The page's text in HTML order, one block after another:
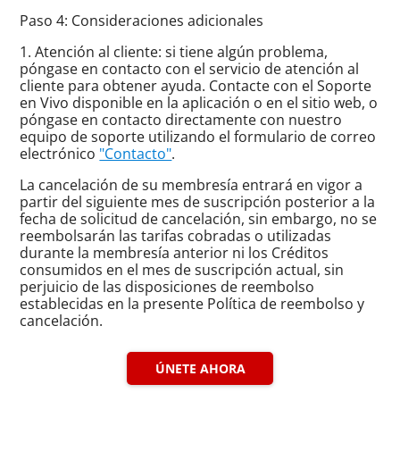
Paso 4: Consideraciones adicionales
1. Atención al cliente: si tiene algún problema,
póngase en contacto con el servicio de atención al
cliente para obtener ayuda. Contacte con el Soporte
en Vivo disponible en la aplicación o en el sitio web, o
póngase en contacto directamente con nuestro
equipo de soporte utilizando el formulario de correo
electrónico "Contacto".
La cancelación de su membresía entrará en vigor a
partir del siguiente mes de suscripción posterior a la
fecha de solicitud de cancelación, sin embargo, no se
reembolsarán las tarifas cobradas o utilizadas
durante la membresía anterior ni los Créditos
consumidos en el mes de suscripción actual, sin
perjuicio de las disposiciones de reembolso
establecidas en la presente Política de reembolso y
cancelación.
ÚNETE AHORA